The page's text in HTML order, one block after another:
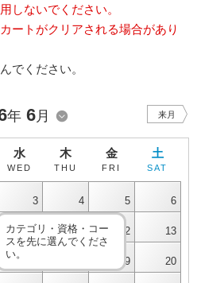
しないでください。
ートがクリアされる場合があり
でください。
年 6月 来月
水
WED
木
THU
金
FRI
土
SAT
3 4 5 6
10 11 12 13
19 20
カテゴリ・資格・コー
スを先に選んでくださ
い。